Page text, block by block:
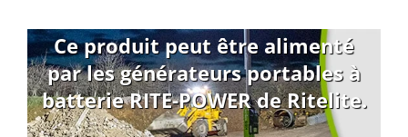
Ce produit peut être alimenté
par les générateurs portables à
batterie RITE-POWER de Ritelite.